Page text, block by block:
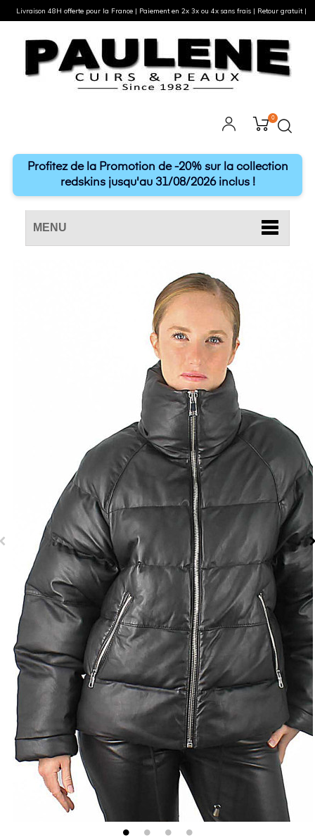
0
Profitez de la Promotion de -20% sur la collection
redskins jusqu'au 31/08/2026 inclus !
MENU
Livraison 48H offerte pour la France | Paiement en 2x 3x ou 4x sans frais | Retour gratuit |